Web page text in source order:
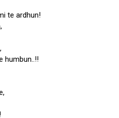
te ardhun!
humbun..!!